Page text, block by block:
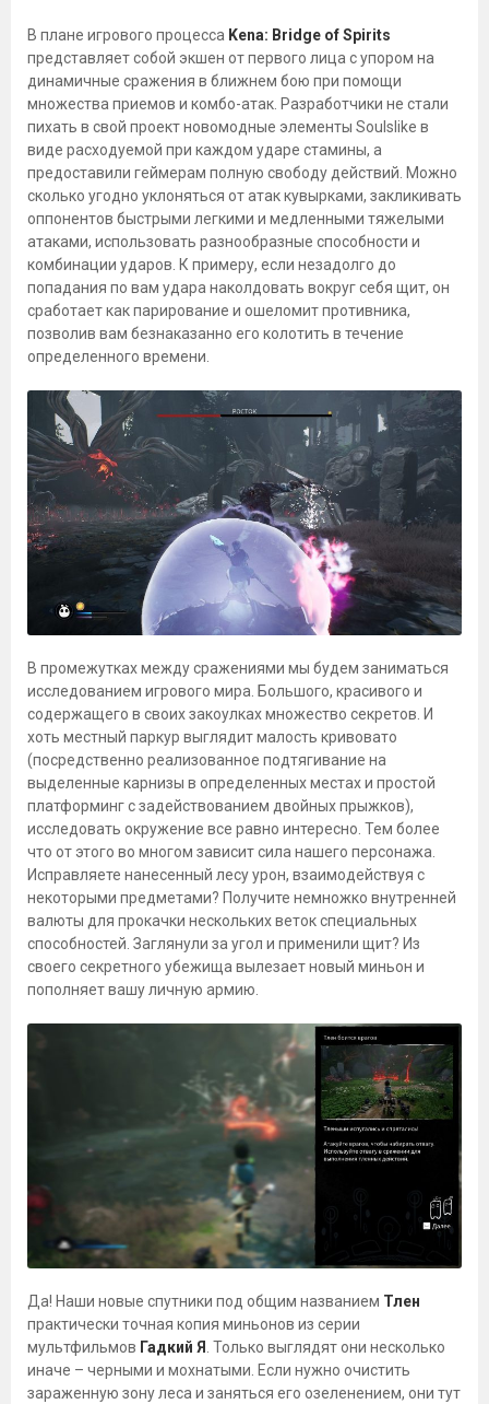
В плане игрового процесса Kena: Bridge of Spirits
представляет собой экшен от первого лица с упором на
динамичные сражения в ближнем бою при помощи
множества приемов и комбо-атак. Разработчики не стали
пихать в свой проект новомодные элементы Soulslike в
виде расходуемой при каждом ударе стамины, а
предоставили геймерам полную свободу действий. Можно
сколько угодно уклоняться от атак кувырками, закликивать
оппонентов быстрыми легкими и медленными тяжелыми
атаками, использовать разнообразные способности и
комбинации ударов. К примеру, если незадолго до
попадания по вам удара наколдовать вокруг себя щит, он
сработает как парирование и ошеломит противника,
позволив вам безнаказанно его колотить в течение
определенного времени.
В промежутках между сражениями мы будем заниматься
исследованием игрового мира. Большого, красивого и
содержащего в своих закоулках множество секретов. И
хоть местный паркур выглядит малость кривовато
(посредственно реализованное подтягивание на
выделенные карнизы в определенных местах и простой
платформинг с задействованием двойных прыжков),
исследовать окружение все равно интересно. Тем более
что от этого во многом зависит сила нашего персонажа.
Исправляете нанесенный лесу урон, взаимодействуя с
некоторыми предметами? Получите немножко внутренней
валюты для прокачки нескольких веток специальных
способностей. Заглянули за угол и применили щит? Из
своего секретного убежища вылезает новый миньон и
пополняет вашу личную армию.
Да! Наши новые спутники под общим названием Тлен
практически точная копия миньонов из серии
мультфильмов Гадкий Я . Только выглядят они несколько
иначе – черными и мохнатыми. Если нужно очистить
зараженную зону леса и заняться его озеленением, они тут